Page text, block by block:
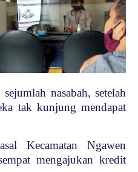
nasabah, setelah
tak kunjung mendapat
Kecamatan Ngawen
mengajukan kredit